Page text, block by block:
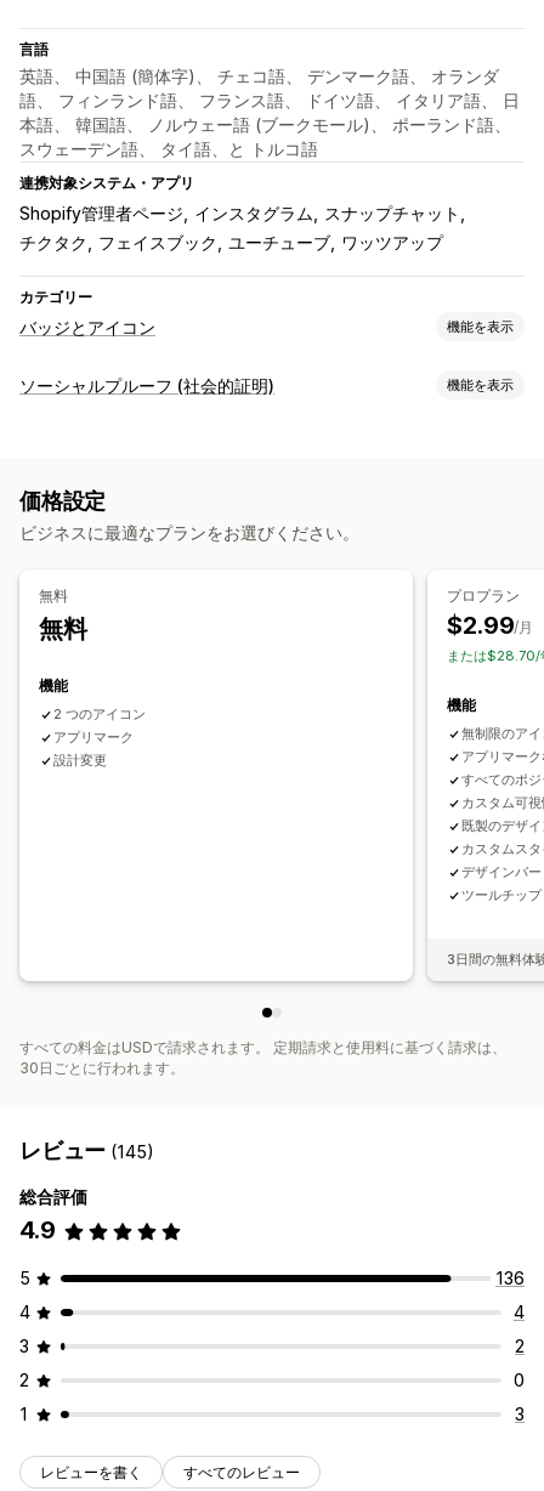
言語
英語、 中国語 (簡体字)、 チェコ語、 デンマーク語、 オランダ
語、 フィンランド語、 フランス語、 ドイツ語、 イタリア語、 日
本語、 韓国語、 ノルウェー語 (ブークモール)、 ポーランド語、
スウェーデン語、 タイ語、と トルコ語
連携対象システム・アプリ
Shopify管理者ページ インスタグラム
スナップチャット
チクタク
フェイスブック ユーチューブ ワッツアップ
カテゴリー
バッジとアイコン 機能を表示
アイコンタイプ
アニメーション
スタイル
サイズ ツールチップ モバイル対応
アイコンの位置
手動配置
コレクションページ
フッター
ランディングページ
ソーシャルプルーフ (社会的証明) 機能を表示
表示オプション
分析
エンゲージメント追跡
価格設定
ビジネスに最適なプランをお選びください。
無料
無料
機能
2 つのアイコン
アプリマーク
設計変更
プロプラン
$2.99/月
または$28.70/
機能
無制限のア
アプリマー
すべてのポ
カスタム可
既製のデザ
カスタムス
デザインバー
ツールチッ
3日間の無料体
すべての料金はUSDで請求されます。 定期請求と使用料に基づく請求は、
30日ごとに行われます。
レビュー (145)
総合評価
4.9
5
136
4
4
3
2
2
0
1
3
レビューを書く すべてのレビュー